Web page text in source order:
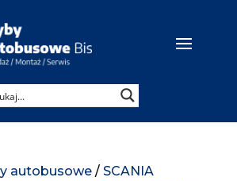
autobusowe/ SCANIA